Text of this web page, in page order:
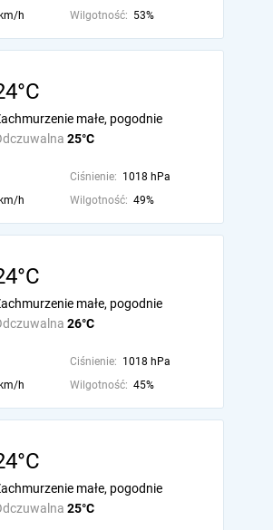
h Wilgotność: 53%
25°C
małe, pogodnie
Ciśnienie: 1018 hPa
h Wilgotność: 49%
26°C
małe, pogodnie
Ciśnienie: 1018 hPa
h Wilgotność: 45%
25°C
małe, pogodnie